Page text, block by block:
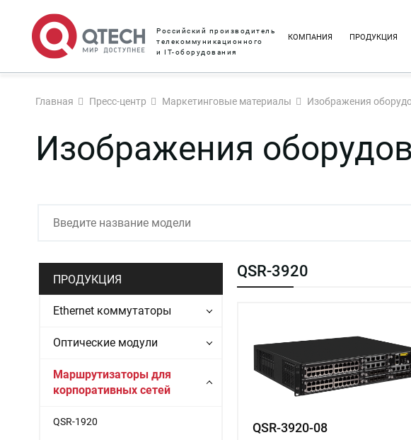
Российский производитель
телекоммуникационного
и IT-оборудования
КОМПАНИЯ ПРОДУКЦИЯ
Главная Пресс-центр Маркетинговые материалы Изображения
Изображения
ПРОДУКЦИЯ
Ethernet коммутаторы
Оптические модули
Маршрутизаторы для
корпоративных сетей
QSR-1920
QSR-3920
QSR-3920-08